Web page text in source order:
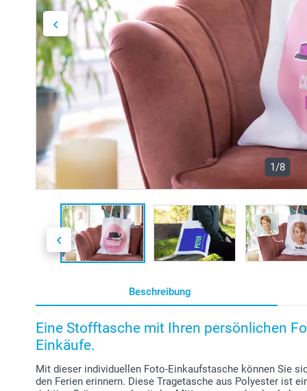
1/8
Beschreibung
Eine Stofftasche mit Ihren persönlichen
Einkäufe.
Mit dieser individuellen Foto-Einkaufstasche können Sie
den Ferien erinnern. Diese Tragetasche aus Polyester ist